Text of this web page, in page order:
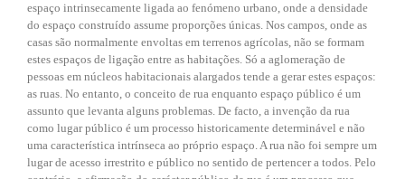
espaço intrinsecamente ligada ao fenómeno urbano, onde a densidade
do espaço construído assume proporções únicas. Nos campos, onde as
casas são normalmente envoltas em terrenos agrícolas, não se formam
estes espaços de ligação entre as habitações. Só a aglomeração de
pessoas em núcleos habitacionais alargados tende a gerar estes espaços:
as ruas. No entanto, o conceito de rua enquanto espaço público é um
assunto que levanta alguns problemas. De facto, a invenção da rua
como lugar público é um processo historicamente determinável e não
uma característica intrínseca ao próprio espaço. A rua não foi sempre um
lugar de acesso irrestrito e público no sentido de pertencer a todos. Pelo